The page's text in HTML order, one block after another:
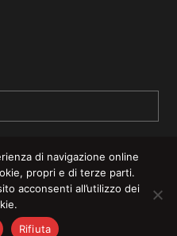
—
di navigazione online
propri e di terze parti.
acconsenti all’utilizzo dei
Rifiuta